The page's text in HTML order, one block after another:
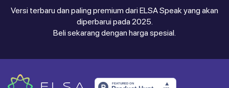
Versi terbaru dan paling premium dari ELSA Speak yang akan
diperbarui pada 2025.
Beli sekarang dengan harga spesial.